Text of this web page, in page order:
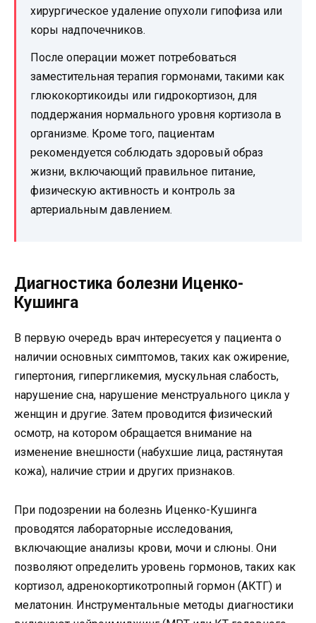
хирургическое удаление опухоли гипофиза или
коры надпочечников.
После операции может потребоваться
заместительная терапия гормонами, такими как
глюкокортикоиды или гидрокортизон, для
поддержания нормального уровня кортизола в
организме. Кроме того, пациентам
рекомендуется соблюдать здоровый образ
жизни, включающий правильное питание,
физическую активность и контроль за
артериальным давлением.
Диагностика болезни Иценко-
Кушинга
В первую очередь врач интересуется у пациента о
наличии основных симптомов, таких как ожирение,
гипертония, гипергликемия, мускульная слабость,
нарушение сна, нарушение менструального цикла у
женщин и другие. Затем проводится физический
осмотр, на котором обращается внимание на
изменение внешности (набухшие лица, растянутая
кожа), наличие стрии и других признаков.
При подозрении на болезнь Иценко-Кушинга
проводятся лабораторные исследования,
включающие анализы крови, мочи и слюны. Они
позволяют определить уровень гормонов, таких как
кортизол, адренокортикотропный гормон (АКТГ) и
мелатонин. Инструментальные методы диагностики